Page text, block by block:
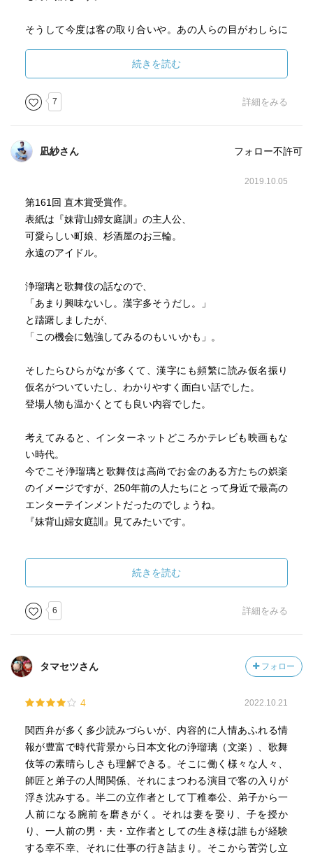
そうして今度は客の取り合いや。あの人らの目がわしらに
に、人から物から、芝居小屋の内から外から、道ゆく人の
頭ん中までもが渾然となって、混じりおうて溶けおうて、
ぐちゃぐちゃになって、でけてんのや。渾然となった渦
まじさ描いていく・・・
こんなふうにして伝統文化は、今の世まで受け継がれてき
たのかと思うと感慨深い
近松半二や並木正三・吉田文三郎等、今まで全然知らなか
った人物の存在と業績を知ることができた喜びは大きい
続きを読む
7 詳細をみる
凪紗さん フォロー不許可
2019.10.05
第161回 直木賞受賞作。
表紙は『妹背山婦女庭訓』の主人公、
可愛らしい町娘、杉酒屋のお三輪。
永遠のアイドル。
浄瑠璃と歌舞伎の話なので、
「あまり興味ないし。漢字多そうだし。」
と躊躇しましたが、
「この機会に勉強してみるのもいいかも」。
そしたらひらがなが多くて、漢字にも頻繁に読み仮名振り
仮名がついていたし、わかりやすく面白い話でした。
登場人物も温かくとても良い内容でした。
考えてみると、インターネットどころかテレビも映画もな
い時代。
今でこそ浄瑠璃と歌舞伎は高尚でお金のある方たちの娯楽
のイメージですが、250年前の人たちにとって身近で最高の
エンターテインメントだったのでしょうね。
『妹背山婦女庭訓』見てみたいです。
竹田治蔵が酒の飲みすぎで亡くなった話から。
〈半二は酒に溺れない。
酒代がないので溺れるほど酒が飲めないというのもあるの
たちなのだった。あればあったで飲むには飲むが、なけれ
ばないで、どうということはない。酒にはわりあい強いほ
り、朝もはよから、あちらこちらの芝居小屋へ足を運び、
浴びるように芝居やなにかをみつづけるのが昔からの常だ
った。それはもう、がぶがぶと大酒を飲むかのように、貪
欲にみつづける。こちらは半二にとって、なくてはならな
いものだった。芝居をみ、それから浄瑠璃をきき、丸本を
よんだ。飯代に事欠いても、それは変わらなかった。毒を
もって毒を制す。虚に食われて削られたのなら、虚を食ら
って取り戻すまで。それがおそらく半二のやり方だっ
た。〉
続きを読む
6 詳細をみる
タマセツさん フォロー
4 2022.10.21
関西弁が多く多少読みづらいが、内容的に人情あふれる情
報が豊富で時代背景から日本文化の浄瑠璃（文楽）、歌舞
伎等の素晴らしさも理解できる。そこに働く様々な人々、
師匠と弟子の人間関係、それにまつわる演目で客の入りが
浮き沈みする。半二の立作者として丁稚奉公、弟子から一
人前になる腕前を磨きがく。それは妻を娶り、子を授か
り、一人前の男・夫・立作者としての生き様は誰もが経験
する幸不幸、それに仕事の行き詰まり。そこから苦労し立